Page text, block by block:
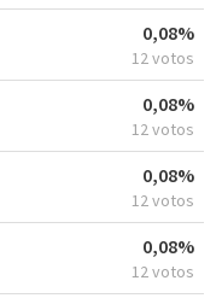
0,08%
12 votos
0,08%
12 votos
0,08%
12 votos
0,08%
12 votos